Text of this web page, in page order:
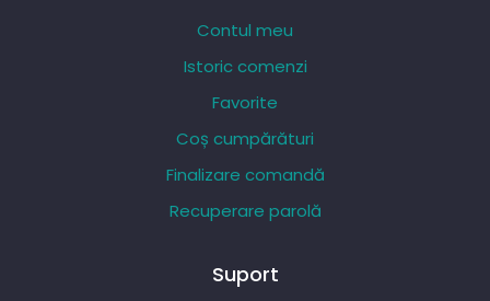
Contul meu
Istoric comenzi
Favorite
Coș cumpărături
Finalizare comandă
Recuperare parolă
Suport